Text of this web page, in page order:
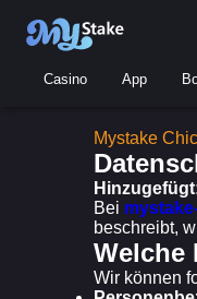
Casino App
Mystake
Bei
beschreibt,
Welche
Wir können